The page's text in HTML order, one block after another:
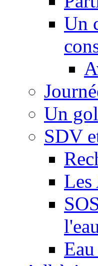
Un
Un
SDV
Les